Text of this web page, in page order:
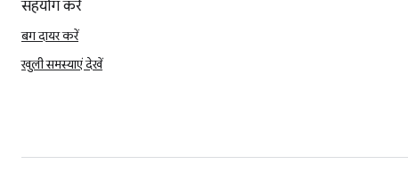
सहयोग करें
बग दायर करें
खुली समस्याएं देखें